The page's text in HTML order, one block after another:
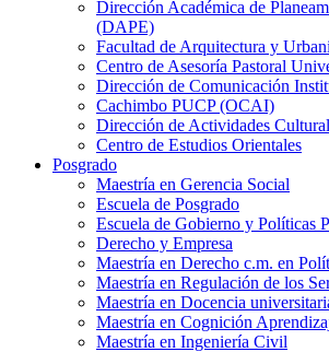
Dirección Académica de
(DAPE)
Facultad de Arquitectura y
Centro de Asesoría Pastoral
Dirección de Comunicación
Cachimbo PUCP (OCAI)
Dirección de Actividades
Centro de Estudios Orientales
Posgrado
Maestría en Gerencia Social
Escuela de Posgrado
Escuela de Gobierno y Políticas
Derecho y Empresa
Maestría en Derecho c.m. en
Maestría en Regulación de los
Maestría en Docencia
Maestría en Cognición
Maestría en Ingeniería Civil